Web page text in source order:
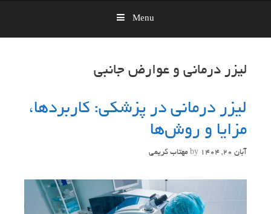
Menu
لیزر درمانی و عوارض جانبی
لیزر درمانی در پزشکی: کاربردها،
مزایا و روش‌ها
آبان 20, 1404 by مهتاب کریمی